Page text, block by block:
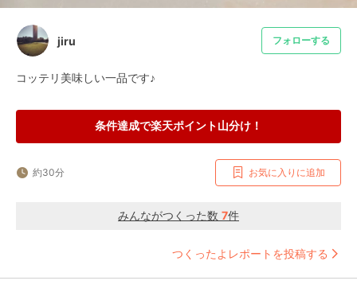
jiru フォローする
コッテリ美味しい一品です♪
条件達成で楽天ポイント山分け！
約30分 お気に入りに追加
みんながつくった数 7件
つくったよレポートを投稿する